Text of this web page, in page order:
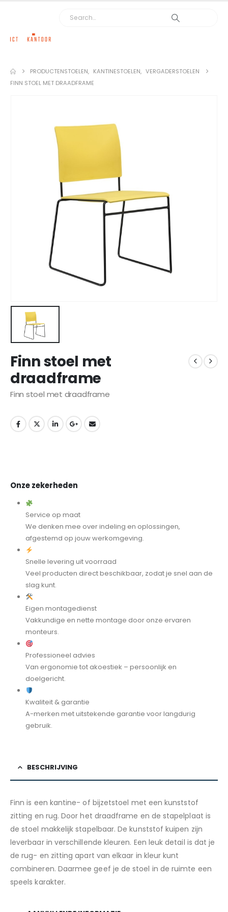
PRODUCTENSTOELEN, KANTINESTOELEN, VERGADERSTOELEN
FINN STOEL MET DRAADFRAME
Finn stoel met
draadframe
Finn stoel met draadframe
Onze zekerheden
Service op maat
We denken mee over indeling en oplossingen,
afgestemd op jouw werkomgeving.
Snelle levering uit voorraad
Veel producten direct beschikbaar, zodat je snel aan de
slag kunt.
Eigen montagedienst
Vakkundige en nette montage door onze ervaren
monteurs.
Professioneel advies
Van ergonomie tot akoestiek – persoonlijk en
doelgericht.
Kwaliteit & garantie
A-merken met uitstekende garantie voor langdurig
gebruik.
BESCHRIJVING
Finn is een kantine- of bijzetstoel met een kunststof
zitting en rug. Door het draadframe en de stapelplaat is
de stoel makkelijk stapelbaar. De kunststof kuipen zijn
leverbaar in verschillende kleuren. Een leuk detail is dat je
de rug- en zitting apart van elkaar in kleur kunt
combineren. Daarmee geef je de stoel in de ruimte een
speels karakter.